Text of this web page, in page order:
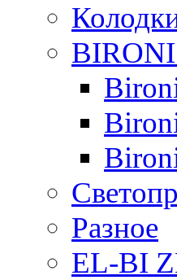
Разное
EL-BI